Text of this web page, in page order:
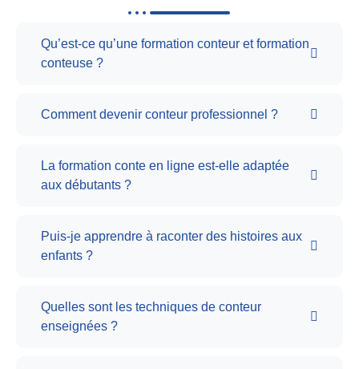
Qu’est-ce qu’une formation conteur et formation
conteuse ?
Comment devenir conteur professionnel ?
La formation conte en ligne est-elle adaptée
aux débutants ?
Puis-je apprendre à raconter des histoires aux
enfants ?
Quelles sont les techniques de conteur
enseignées ?